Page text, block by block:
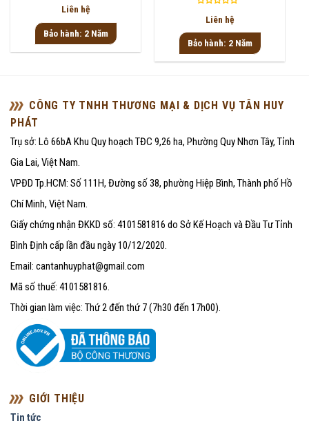
Được
hạng
0
5
Liên hệ
Bảo hành: 2 Năm
Được
hạng
0
5
Liên hệ
Bảo hành: 2 Năm
CÔNG TY TNHH THƯƠNG MẠI & DỊCH VỤ TÂN HUY
PHÁT
Trụ sở: Lô 66bA Khu Quy hoạch TĐC 9,26 ha, Phường Quy Nhơn Tây, Tỉnh
Gia Lai, Việt Nam.
VPĐD Tp.HCM: Số 111H, Đường số 38, phường Hiệp Bình, Thành phố Hồ
Chí Minh, Việt Nam.
Giấy chứng nhận ĐKKD số: 4101581816 do Sở Kế Hoạch và Đầu Tư Tỉnh
Bình Định cấp lần đầu ngày 10/12/2020.
Email: cantanhuyphat@gmail.com
Mã số thuế: 4101581816.
Thời gian làm việc: Thứ 2 đến thứ 7 (7h30 đến 17h00).
GIỚI THIỆU
Tin tức